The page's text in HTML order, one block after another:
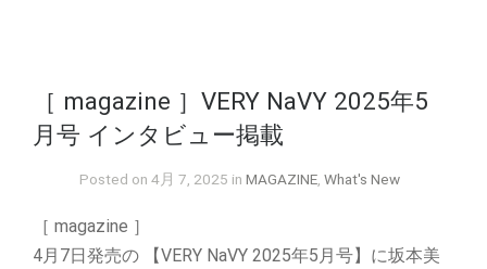
［ magazine ］VERY NaVY 2025年5
月号 インタビュー掲載
Posted on 4月 7, 2025 in MAGAZINE, What's New
［ magazine ］
4月7日発売の 【VERY NaVY 2025年5月号】に坂本美